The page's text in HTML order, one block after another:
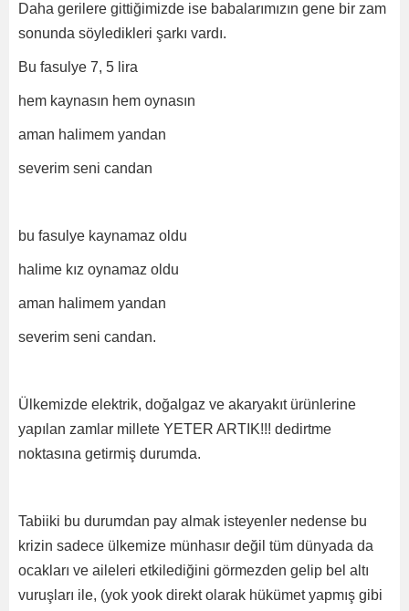
Daha gerilere gittiğimizde ise babalarımızın gene bir zam
sonunda söyledikleri şarkı vardı.
Bu fasulye 7, 5 lira
hem kaynasın hem oynasın
aman halimem yandan
severim seni candan
bu fasulye kaynamaz oldu
halime kız oynamaz oldu
aman halimem yandan
severim seni candan.
Ülkemizde elektrik, doğalgaz ve akaryakıt ürünlerine
yapılan zamlar millete YETER ARTIK!!! dedirtme
noktasına getirmiş durumda.
Tabiiki bu durumdan pay almak isteyenler nedense bu
krizin sadece ülkemize münhasır değil tüm dünyada da
ocakları ve aileleri etkilediğini görmezden gelip bel altı
vuruşları ile, (yok yook direkt olarak hükümet yapmış gibi